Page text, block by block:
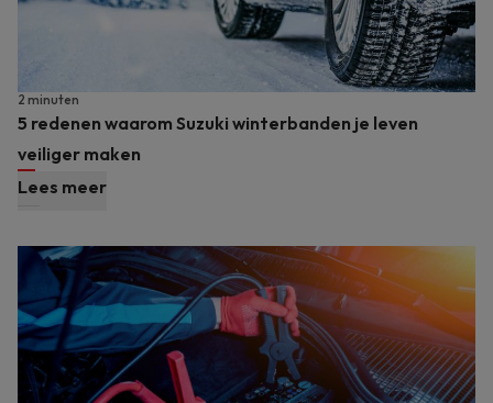
5 redenen waarom Suzuki winterbanden je leven
veiliger maken
2 minuten
Lees meer